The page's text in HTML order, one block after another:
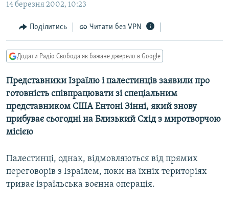
СВІТ
КИТАЙ.ВИКЛИКИ
МУЛЬТИМЕДІА
СПЕЦПРОЄКТИ
ПОДКАСТИ
КРИМ РЕАЛІЇ
КТАТ
14 березня 2002, 10:23
Поділитись Читати без VPN
Додати Радіо Свобода як бажане джерело в Google
Представники Ізраїлю і палестинців заявили про
готовність співпрацювати зі спеціальним
представником США Ентоні Зінні, який знову
прибуває сьогодні на Близький Схід з миротворчою
місією
Палестинці, однак, відмовляються від прямих
переговорів з Ізраїлем, поки на їхніх територіях
триває ізраїльська воєнна операція.